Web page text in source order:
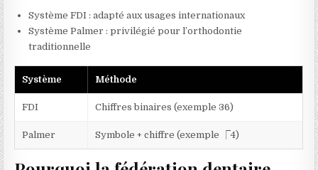
Système FDI : adapté aux usages internationaux
Système Palmer : privilégié pour l’orthodontie
traditionnelle
Système Méthode
FDI Chiffres binaires (exemple 36)
Palmer Symbole + chiffre (exemple ⎾4)